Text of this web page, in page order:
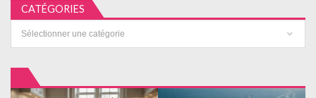
CATÉGORIES